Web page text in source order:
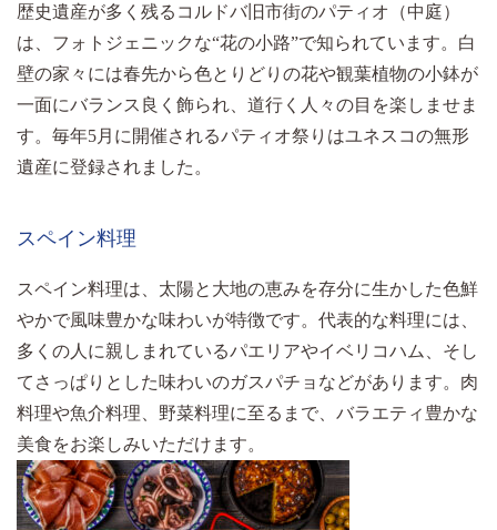
歴史遺産が多く残るコルドバ旧市街のパティオ（中庭）
は、フォトジェニックな“花の小路”で知られています。白
壁の家々には春先から色とりどりの花や観葉植物の小鉢が
一面にバランス良く飾られ、道行く人々の目を楽しませま
す。毎年5月に開催されるパティオ祭りはユネスコの無形
遺産に登録されました。
スペイン料理
スペイン料理は、太陽と大地の恵みを存分に生かした色鮮
やかで風味豊かな味わいが特徴です。代表的な料理には、
多くの人に親しまれているパエリアやイベリコハム、そし
てさっぱりとした味わいのガスパチョなどがあります。肉
料理や魚介料理、野菜料理に至るまで、バラエティ豊かな
美食をお楽しみいただけます。